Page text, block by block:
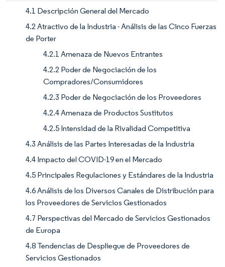
4.1 Descripción General del Mercado
4.2 Atractivo de la Industria - Análisis de las Cinco Fuerzas
de Porter
4.2.1 Amenaza de Nuevos Entrantes
4.2.2 Poder de Negociación de los
Compradores/Consumidores
4.2.3 Poder de Negociación de los Proveedores
4.2.4 Amenaza de Productos Sustitutos
4.2.5 Intensidad de la Rivalidad Competitiva
4.3 Análisis de las Partes Interesadas de la Industria
4.4 Impacto del COVID-19 en el Mercado
4.5 Principales Regulaciones y Estándares de la Industria
4.6 Análisis de los Diversos Canales de Distribución para
los Proveedores de Servicios Gestionados
4.7 Perspectivas del Mercado de Servicios Gestionados
de Europa
4.8 Tendencias de Despliegue de Proveedores de
Servicios Gestionados